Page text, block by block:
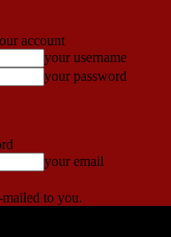
account
your username
your password
your email
to you.